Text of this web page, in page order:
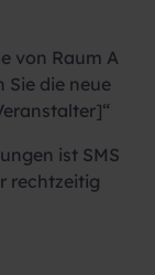
von Raum A
Sie die neue
ist SMS
rechtzeitig